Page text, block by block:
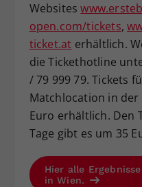
Websites
open.com/tickets,
ticket.at erhältlich.
die Tickethotline
/ 79 999 79. Tickets
Matchlocation in der
Euro erhältlich. Den
Tage gibt es um 35
Hier alle
in Wien.